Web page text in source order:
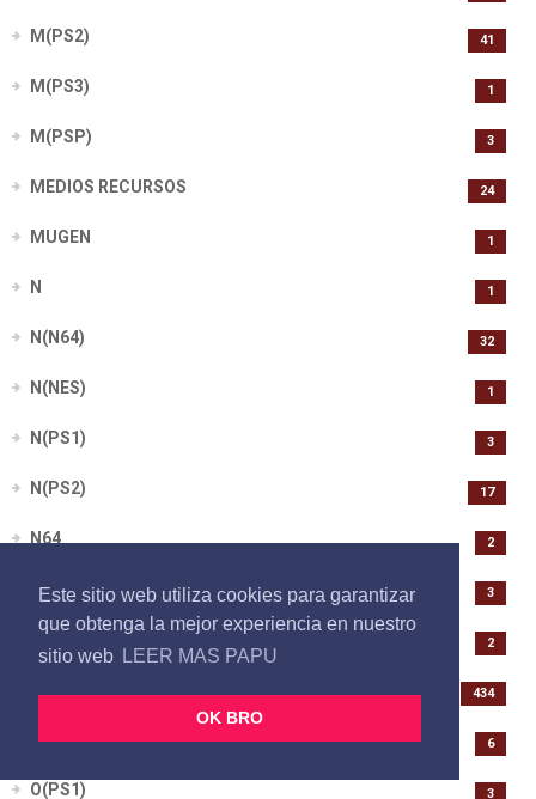
Este sitio web utiliza cookies para garantizar
que obtenga la mejor experiencia en nuestro
sitio web LEER MAS PAPU
OK BRO
M(PS2) 41
M(PS3) 1
M(PSP) 3
MEDIOS RECURSOS 24
MUGEN 1
N 1
N(N64) 32
N(NES) 1
N(PS1) 3
N(PS2) 17
N64 2
NDS 3
NES 2
434
O(N64) 6
O(PS1) 3